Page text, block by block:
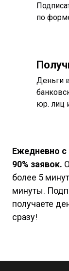
по
Деньги
юр. лиц
Ежедневно
90% заявок.
более 5
минуты.
получаете
сразу!